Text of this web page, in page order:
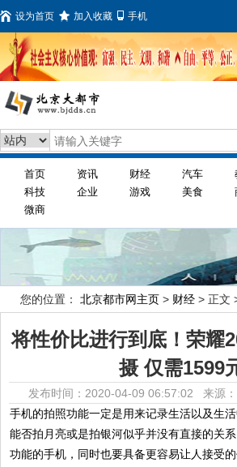
设为首页 加入收藏 手机
首页 资讯 财经 汽车
科技
企业 游戏 美食
微商
您的位置： 北京都市网主页 > 财经 > 正文
将性价比进行到底！荣耀
摄 仅需1599
发布时间：2020-04-09 06:57:02 来源
手机的拍照功能一定是用来记录生活以及生
能否拍月亮或是拍银河似乎并没有直接的关
功能的手机，同时也要具备更容易让人接受